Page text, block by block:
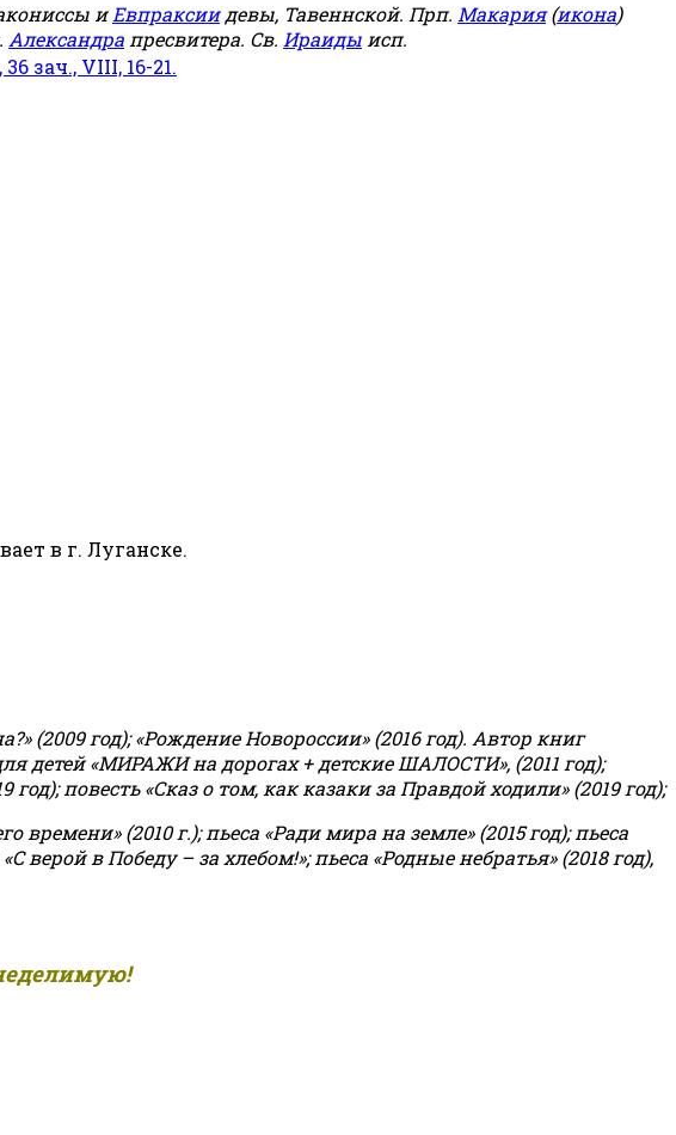
иЕвпраксиидевы, Тавеннской. Прп. Макария(икона)
Александра пресвитера. Св. Ираиды исп.
36 зач., VIII, 16-21.
в г. Луганске.
(2009 год); «Рождение Новороссии» (2016 год). Автор книг
детей «МИРАЖИ на дорогах + детские ШАЛОСТИ», (2011 год);
повесть «Сказ о том, как казаки за Правдой ходили» (2019 год);
времени» (2010 г.); пьеса «Ради мира на земле» (2015 год); пьеса
верой в Победу – за хлебом!»;пьеса «Родные небратья» (2018 год),